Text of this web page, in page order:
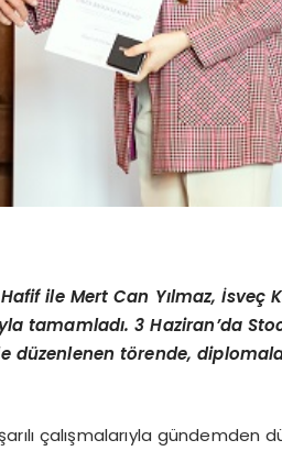
ile Mert Can Yılmaz, İsveç
tamamladı. 3 Haziran’da
düzenlenen törende,
çalışmalarıyla gündemden